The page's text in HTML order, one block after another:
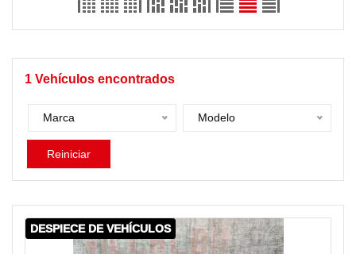
1 Vehículos encontrados
Marca Modelo
Reiniciar
DESPIECE DE VEHÍCULOS